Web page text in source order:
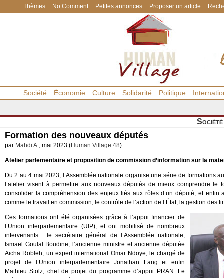
Thèmes No Comment Petites annonces Proposer un article
Société Économie Culture Solidarité Politique
Société
Formation des nouveaux députés
par Mahdi A., mai 2023 (Human Village 48).
Atelier parlementaire et proposition de commission d’information sur la
Du 2 au 4 mai 2023, l’Assemblée nationale organise une série de formations
l’atelier visent à permettre aux nouveaux députés de mieux comprendre le
consolider la compréhension des enjeux liés aux rôles d’un député, et enfin
comme le travail en commission, le contrôle de l’action de l’État, la gestion
Ces formations ont été organisées grâce à l’appui financier de
l’Union interparlementaire (UIP), et ont mobilisé de nombreux
intervenants : le secrétaire général de l’Assemblée nationale,
Ismael Goulal Boudine, l’ancienne ministre et ancienne députée
Aicha Robleh, un expert international Omar Ndoye, le chargé de
projet de l’Union interparlementaire Jonathan Lang et enfin
Mathieu Stolz, chef de projet du programme d’appui PRAN. Le